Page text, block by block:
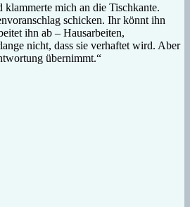
klammerte mich an die Tischkante.
schicken. Ihr könnt ihn
ihn ab – Hausarbeiten,
nicht, dass sie verhaftet wird. Aber
übernimmt.“